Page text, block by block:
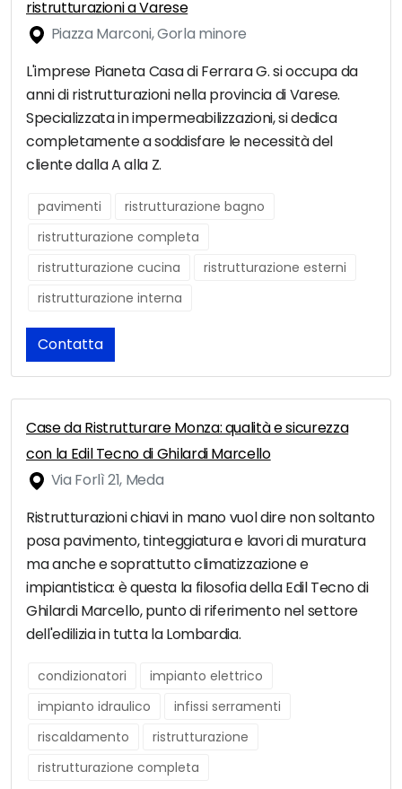
ristrutturazioni a Varese
Piazza Marconi, Gorla minore
L'imprese Pianeta Casa di Ferrara G. si occupa da
anni di ristrutturazioni nella provincia di Varese.
Specializzata in impermeabilizzazioni, si dedica
completamente a soddisfare le necessità del
cliente dalla A alla Z.
pavimenti
ristrutturazione bagno
ristrutturazione completa
ristrutturazione cucina
ristrutturazione esterni
ristrutturazione interna
Contatta
Case da Ristrutturare Monza: qualità e sicurezza
con la Edil Tecno di Ghilardi Marcello
Via Forlì 21, Meda
Ristrutturazioni chiavi in mano vuol dire non soltanto
posa pavimento, tinteggiatura e lavori di muratura
ma anche e soprattutto climatizzazione e
impiantistica: è questa la filosofia della Edil Tecno di
Ghilardi Marcello, punto di riferimento nel settore
dell'edilizia in tutta la Lombardia.
condizionatori
impianto elettrico
impianto idraulico
infissi serramenti
riscaldamento
ristrutturazione
ristrutturazione completa